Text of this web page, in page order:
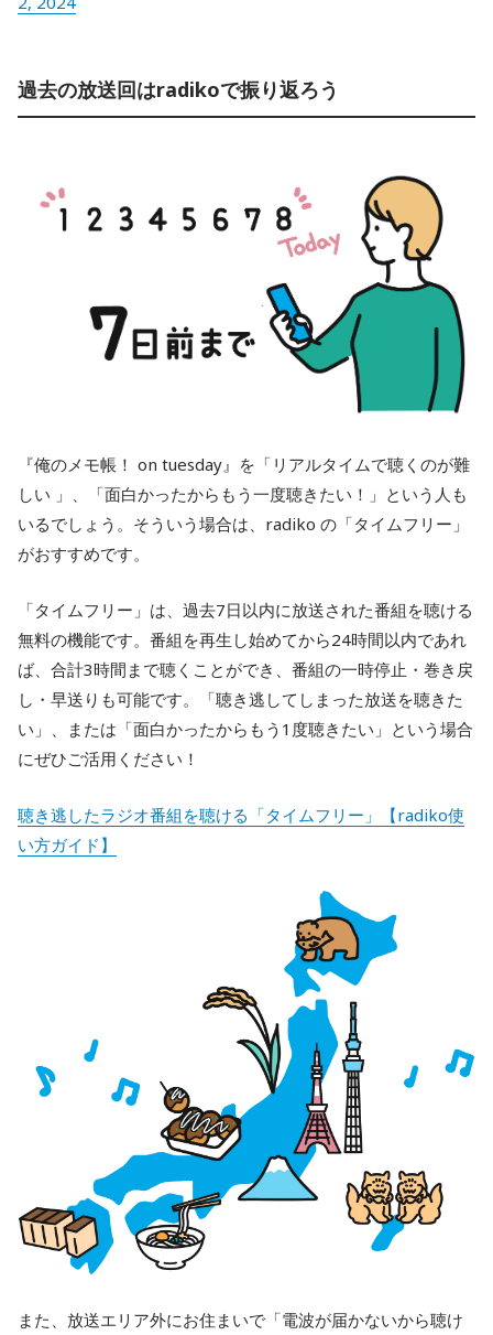
過去の放送回はradikoで振り返ろう
『俺のメモ帳！ on tuesday』を「リアルタイムで聴くのが難
しい 」、「面白かったからもう一度聴きたい！」という人も
いるでしょう。そういう場合は、radiko の「タイムフリー」
がおすすめです。
「タイムフリー」は、過去7日以内に放送された番組を聴ける
無料の機能です。番組を再生し始めてから24時間以内であれ
ば、合計3時間まで聴くことができ、番組の一時停止・巻き戻
し・早送りも可能です。「聴き逃してしまった放送を聴きた
い」、または「面白かったからもう1度聴きたい」という場合
にぜひご活用ください！
聴き逃したラジオ番組を聴ける「タイムフリー」【radiko使
い方ガイド】
また、放送エリア外にお住まいで「電波が届かないから聴け